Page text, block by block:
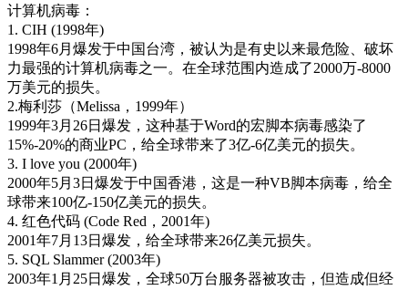
计算机病毒：
1. CIH (1998年)
1998年6月爆发于中国台湾，被认为是有史以来最危险、破坏
力最强的计算机病毒之一。在全球范围内造成了2000万-8000
万美元的损失。
2.梅利莎（Melissa，1999年）
1999年3月26日爆发，这种基于Word的宏脚本病毒感染了
15%-20%的商业PC，给全球带来了3亿-6亿美元的损失。
3. I love you (2000年)
2000年5月3日爆发于中国香港，这是一种VB脚本病毒，给全
球带来100亿-150亿美元的损失。
4. 红色代码 (Code Red，2001年)
2001年7月13日爆发，给全球带来26亿美元损失。
5. SQL Slammer (2003年)
2003年1月25日爆发，全球50万台服务器被攻击，但造成但经